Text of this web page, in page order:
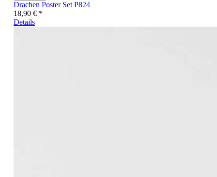
Drachen Poster Set P824
18,90 € *
Details